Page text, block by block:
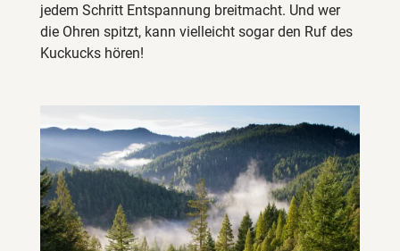
jedem Schritt Entspannung breitmacht. Und wer
die Ohren spitzt, kann vielleicht sogar den Ruf des
Kuckucks hören!